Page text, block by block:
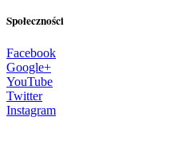
Społeczności
Facebook
Google+
YouTube
Twitter
Instagram